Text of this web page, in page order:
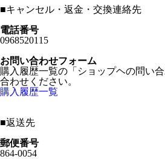
■キャンセル・返金・交換連絡先
電話番号
0968520115
お問い合わせフォーム
購入履歴一覧の「ショップヘの問い
合わせください。
購入履歴一覧
■返送先
郵便番号
864-0054